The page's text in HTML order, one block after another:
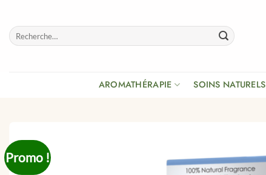
contenu
Recherche
pour :
AROMATHÉRAPIE SOINS NATURELS
Promo !